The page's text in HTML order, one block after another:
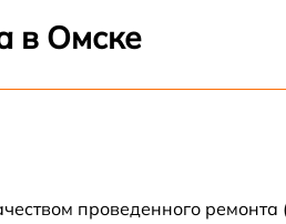
в Омске
проведенного